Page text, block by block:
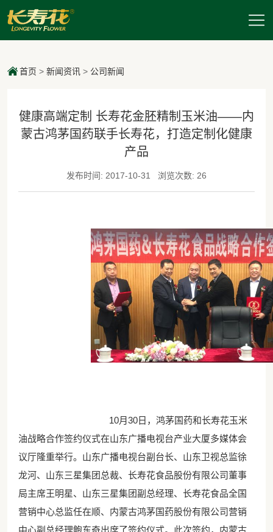
首页 > 新闻资讯> 公司新闻
健康高端定制 长寿花金胚精制玉米油——内
蒙古鸿茅国药联手长寿花，打造定制化健康
产品
发布时间: 2017-10-31 浏览次数: 26
10月30日，鸿茅国药和长寿花玉米
油战略合作签约仪式在山东广播电视台产业大厦多媒体会
议厅隆重举行。山东广播电视台副台长、山东卫视总监徐
龙河、山东三星集团总裁、长寿花食品股份有限公司董事
局主席王明星、山东三星集团副总经理、长寿花食品全国
营销中心总监任在顺、内蒙古鸿茅国药股份有限公司营销
中心副总经理鲍东奇出席了签约仪式。此次签约，内蒙古